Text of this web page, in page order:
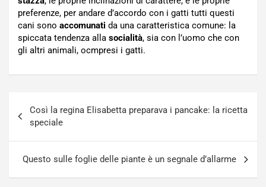
preferenze, per andare d’accordo con i gatti tutti questi
cani sono accomunati da una caratteristica comune: la
spiccata tendenza alla socialità, sia con l’uomo che con
gli altri animali, ocmpresi i gatti.
articoli
Così la regina Elisabetta preparava i pancake: la ricetta
speciale
Questo sulle foglie delle piante è un segnale d’allarme